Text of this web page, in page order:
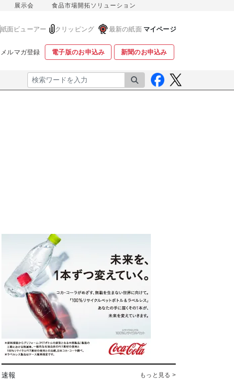
展示会 食品市場開拓ソリューション
紙面ビューアー クリッピング 最新の紙面 マイページ
メルマガ登録 電子版のお申込み 新聞のお申込み
検索
速報 もっと見る >